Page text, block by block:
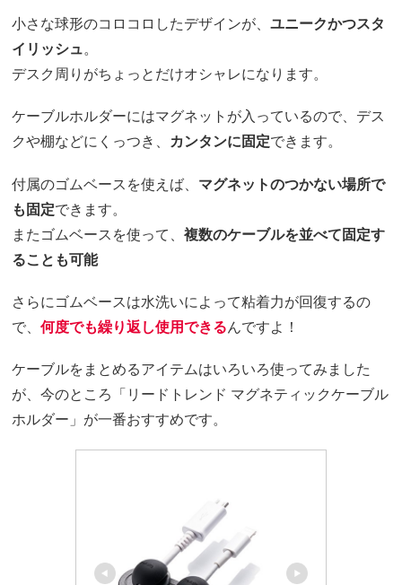
小さな球形のコロコロしたデザインが、ユニークかつスタ
イリッシュ。
デスク周りがちょっとだけオシャレになります。
ケーブルホルダーにはマグネットが入っているので、デス
クや棚などにくっつき、 カンタンに固定できます。
付属のゴムベースを使えば、 マグネットのつかない場所で
も固定できます。
またゴムベースを使って、複数のケーブルを並べて固定す
ることも可能
さらにゴムベースは水洗いによって粘着力が回復するの
で、何度でも繰り返し使用できるんですよ！
ケーブルをまとめるアイテムはいろいろ使ってみました
が、今のところ「リードトレンド マグネティックケーブル
ホルダー」が一番おすすめです。